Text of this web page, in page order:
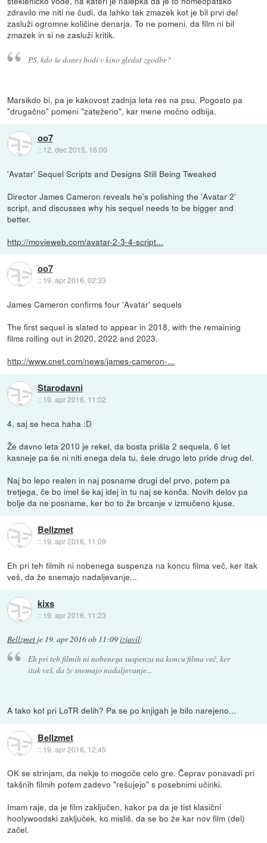
zdravilo me niti ne čudi, da lahko tak zmazek kot je bil prvi del
zasluži ogromne količine denarja. To ne pomeni, da film ni bil
zmazek in si ne zasluži kritik.
PS. kdo še danes hodi v kino gledatzgodbe?
Marsikdo bi, pa je kakovost zadnja leta res na psu. Pogosto pa
"drugačno" pomeni "zateženo", kar mene močno odbija.
oo7
:: 12. dec 2015, 16:00
'Avatar' Sequel Scripts and Designs Still Being Tweaked
Director James Cameron reveals he's polishing the 'Avatar 2'
script, and discusses why his sequel needs to be bigger and
better.
http://movieweb.com/avatar-2-3-4-script...
oo7
:: 19. apr 2016, 02:33
James Cameron confirms four 'Avatar' sequels
The first sequel is slated to appear in 2018, with the remaining
films rolling out in 2020, 2022 and 2023.
http://www.cnet.com/news/james-cameron-...
Starodavni
:: 19. apr 2016, 11:02
4, saj se heca haha :D
Že davno leta 2010 je rekel, da bosta prišla 2 sequela, 6 let
kasneje pa še ni niti enega dela tu, šele drugo leto pride drug del.
Naj bo lepo realen in naj posname drugi del prvo, potem pa
tretjega, če bo imel še kaj idej in tu naj se konča. Novih delov pa
bolje da ne posname, ker bo to že brcanje v izmučeno kjuse.
Bellzmet
:: 19. apr 2016, 11:09
Eh pri teh filmih ni nobenega suspenza na koncu filma več, ker itak
veš, da že snemajo nadaljevanje...
kixs
:: 19. apr 2016, 11:23
Bellzmet je 19. apr 2016 ob 11:09izjavil:
Eh pri teh filmih ni nobenega suspenza na koncu filma več, ker
itak veš, da že snemajo nadaljevanje...
A tako kot pri LoTR delih? Pa se po knjigah je bilo narejeno...
Bellzmet
:: 19. apr 2016, 12:45
OK se strinjam, da nekje to mogoče celo gre. Čeprav ponavadi pri
takšnih filmih potem zadevo "rešujejo" s posebnimi učinki.
Imam raje, da je film zaključen, kakor pa da je tist klasični
hoolywoodski zaključek, ko misliš, da se bo že kar nov film (del)
začel.